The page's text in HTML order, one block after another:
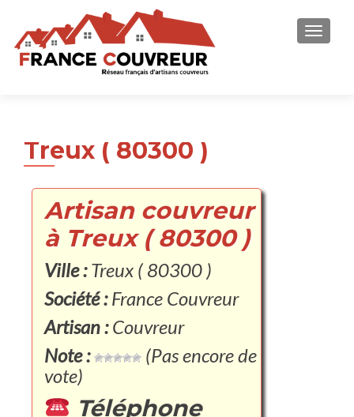
Treux ( 80300 )
Artisan couvreur
à Treux ( 80300 )
Ville :Treux ( 80300 )
Société :France Couvreur
Artisan :Couvreur
Note :
(Pas encore de
vote)
Téléphone